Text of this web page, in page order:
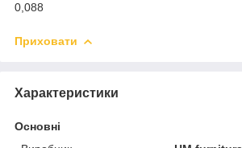
0,088
Приховати
Характеристики
Основні